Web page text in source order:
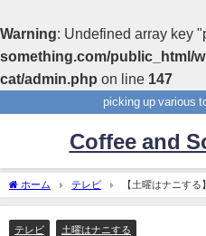
Warning: Undefined array key
something.com/public_html/
cat/admin.php on line 147
picking up various
Coffee and
ホーム テレビ
【土曜はナニす
子先生が伝授！5月29日
テレビ 土曜はナニする